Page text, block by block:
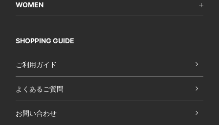
WOMEN
SHOPPING GUIDE
ご利用ガイド
よくあるご質問
お問い合わせ